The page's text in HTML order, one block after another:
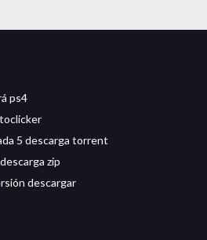
ps4
5 descarga torrent
zip
descargar